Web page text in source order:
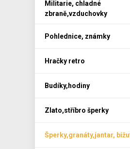
Militarie, chladné
zbraně,vzduchovky
Pohlednice, známky
Hračky retro
Budíky,hodiny
Zlato,stříbro šperky
Šperky,granáty,jantar,